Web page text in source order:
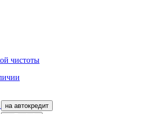
чистоты
на автокредит